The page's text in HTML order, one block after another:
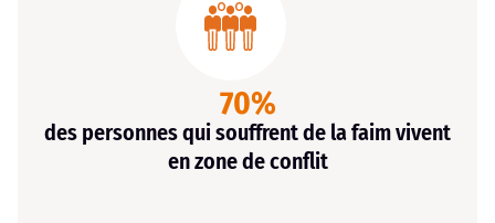
70%
des personnes qui souffrent de la faim vivent
en zone de conflit